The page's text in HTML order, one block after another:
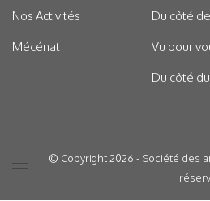
Nos Activités
Mécénat
Du côté
Vu pour
Du côté
© Copyright 2026 - Société des